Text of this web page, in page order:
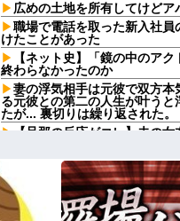
広めの土地を所有してけどア
職場で電話を取った新入社
けたことがあった
【ネット史】「鏡の中のア
終わらなかったのか
妻の浮気相手は元彼で双方
る元彼との第二の人生が叶う
たが... 裏切りは繰り返された。
【旦那の反応がコレ】夫の
【訃報】名探偵コナン声優
【胸糞】「食に執着がない
クソ男「専業主婦は昼間寝
ーもん。どうせ暇でしょ？俺